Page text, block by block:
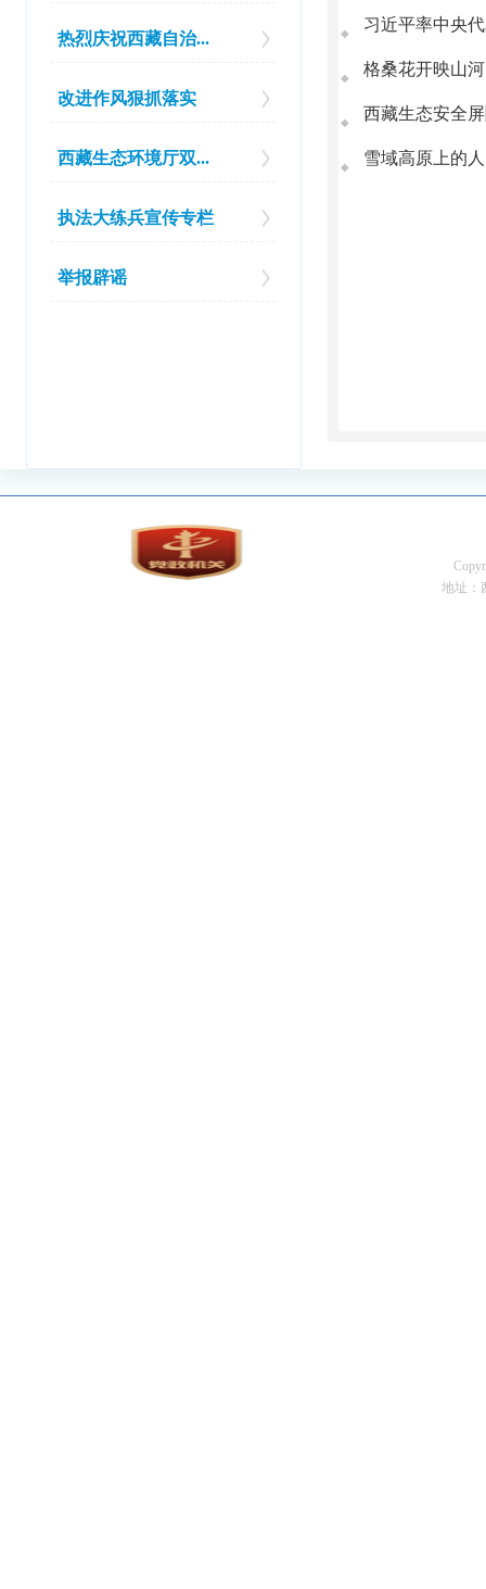
热烈庆祝西藏自治...
改进作风狠抓落实
西藏生态环境厅双...
执法大练兵宣传专栏
举报辟谣
◆ 习近平率中央
◆
◆ 西藏生态安全
◆
地址：